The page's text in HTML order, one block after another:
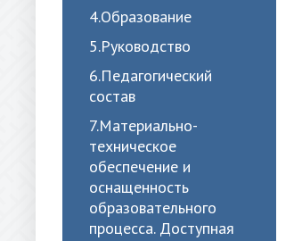
4.Образование
5.Руководство
6.Педагогический
состав
7.Материально-
техническое
обеспечение и
оснащенность
образовательного
процесса. Доступная